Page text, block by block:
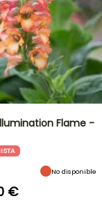
Flame -
No disponible
€